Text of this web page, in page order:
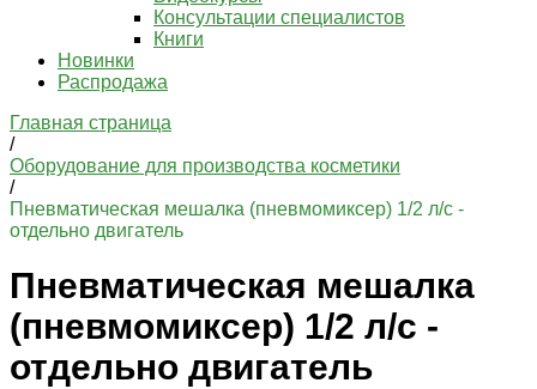
Консультации специалистов
Книги
Новинки
Распродажа
Главная страница
/
Оборудование для производства косметики
/
Пневматическая мешалка (пневмомиксер) 1/2 л/с -
отдельно двигатель
Пневматическая мешалка
(пневмомиксер) 1/2 л/с -
отдельно двигатель